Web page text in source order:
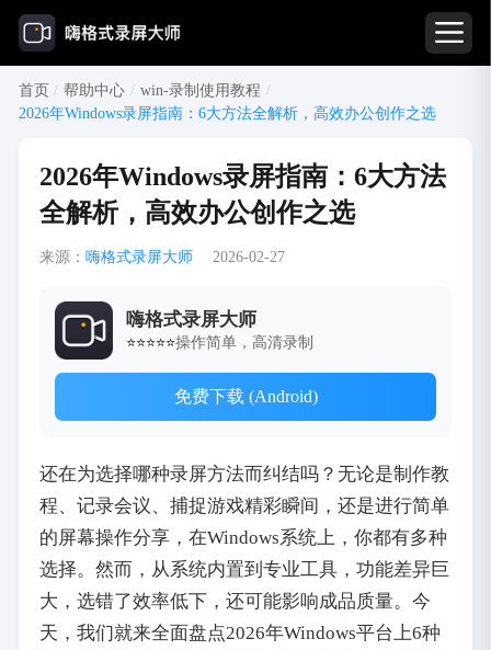
首页 / 帮助中心 / win-录制使用教程 /
2026年Windows录屏指南：6大方法全解析，高效办公创作之选
2026年Windows录屏指南：6大方法
全解析，高效办公创作之选
来源： 嗨格式录屏大师 2026-02-27
嗨格式录屏大师
⭐⭐⭐⭐⭐操作简单，高清录制
免费下载 (Android)
还在为选择哪种录屏方法而纠结吗？无论是制作教
程、记录会议、捕捉游戏精彩瞬间，还是进行简单
的屏幕操作分享，在Windows系统上，你都有多种
选择。然而，从系统内置到专业工具，功能差异巨
大，选错了效率低下，还可能影响成品质量。今
天，我们就来全面盘点2026年Windows平台上6种